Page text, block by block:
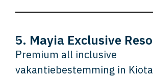
5. Mayia Exclusive
Premium all inclusive
vakantiebestemming in